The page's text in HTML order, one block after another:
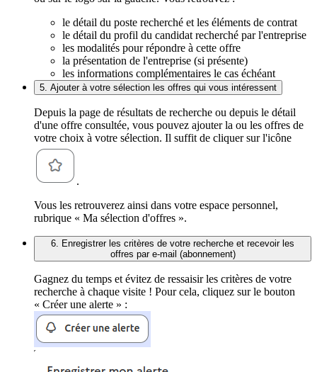
le détail du poste recherché et les éléments de contrat
le détail du profil du candidat recherché par l'entreprise
les modalités pour répondre à cette offre
la présentation de l'entreprise (si présente)
les informations complémentaires le cas échéant
5. Ajouter à votre sélection les offres qui vous intéressent
Depuis la page de résultats de recherche ou depuis le détail
d'une offre consultée, vous pouvez ajouter la ou les offres de
votre choix à votre sélection. Il suffit de cliquer sur l'icône
.
Vous les retrouverez ainsi dans votre espace personnel,
rubrique « Ma sélection d'offres ».
6. Enregistrer les critères de votre recherche et recevoir les
offres par e-mail (abonnement)
Gagnez du temps et évitez de ressaisir les critères de votre
recherche à chaque visite ! Pour cela, cliquez sur le bouton
« Créer une alerte » :